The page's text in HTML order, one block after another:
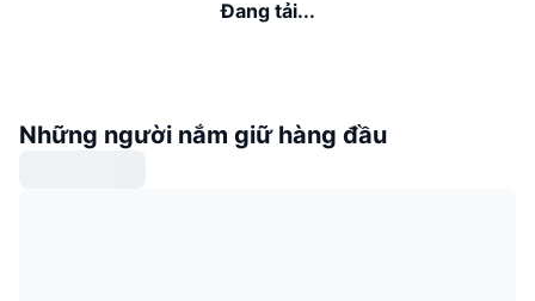
Đang tải...
Những người nắm giữ hàng đầu